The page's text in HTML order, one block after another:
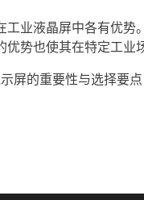
业液晶屏中各有优势
势也使其在特定工业
屏的重要性与选择要点